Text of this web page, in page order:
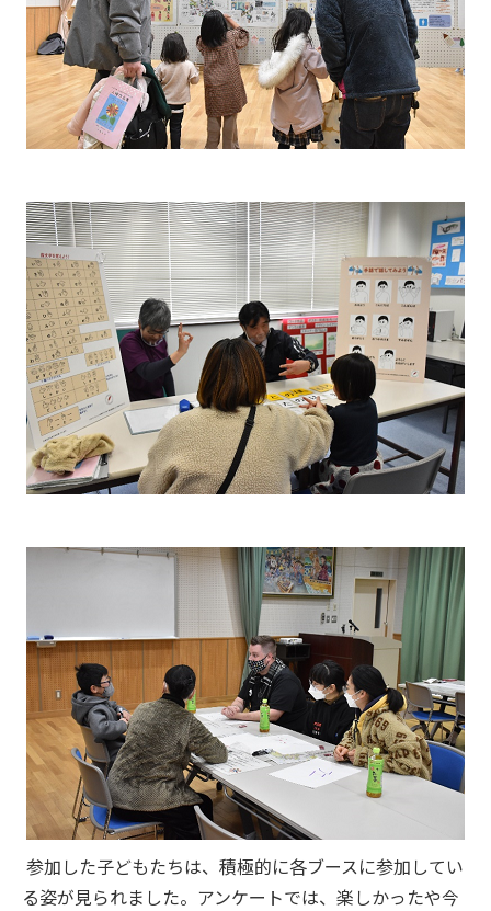
参加した子どもたちは、積極的に各ブースに参加してい
る姿が見られました。アンケートでは、楽しかったや今